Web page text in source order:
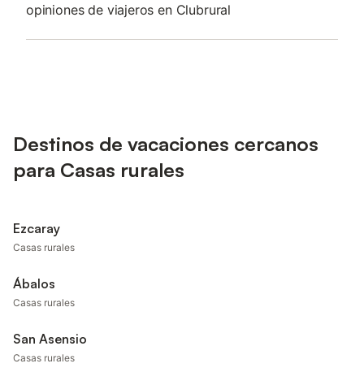
opiniones de viajeros en Clubrural
Destinos de vacaciones cercanos
para Casas rurales
Ezcaray
Casas rurales
Ábalos
Casas rurales
San Asensio
Casas rurales